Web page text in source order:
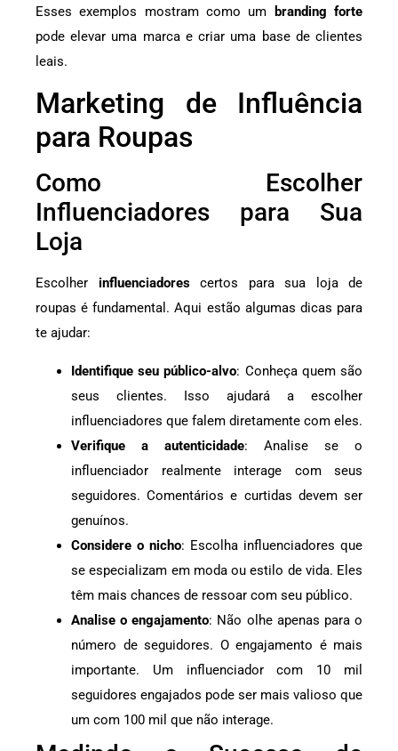
Esses exemplos mostram como um
branding forte
pode elevar uma marca e criar uma base de clientes
leais.
Marketing de Influência
para Roupas
Como Escolher
Influenciadores para Sua
Loja
Escolher influenciadorescertos para sua loja de
roupas é fundamental. Aqui estão algumas dicas para
te ajudar:
Identifique seu público-alvo: Conheça quem são
seus clientes. Isso ajudará a escolher
influenciadores que falem diretamente com eles.
Verifique a autenticidade: Analise se o
influenciador realmente interage com seus
seguidores. Comentários e curtidas devem ser
genuínos.
Considere o nicho: Escolha influenciadores que
se especializam em moda ou estilo de vida. Eles
têm mais chances de ressoar com seu público.
Analise o engajamento: Não olhe apenas para o
número de seguidores. O engajamento é mais
importante. Um influenciador com 10 mil
seguidores engajados pode ser mais valioso que
um com 100 mil que não interage.